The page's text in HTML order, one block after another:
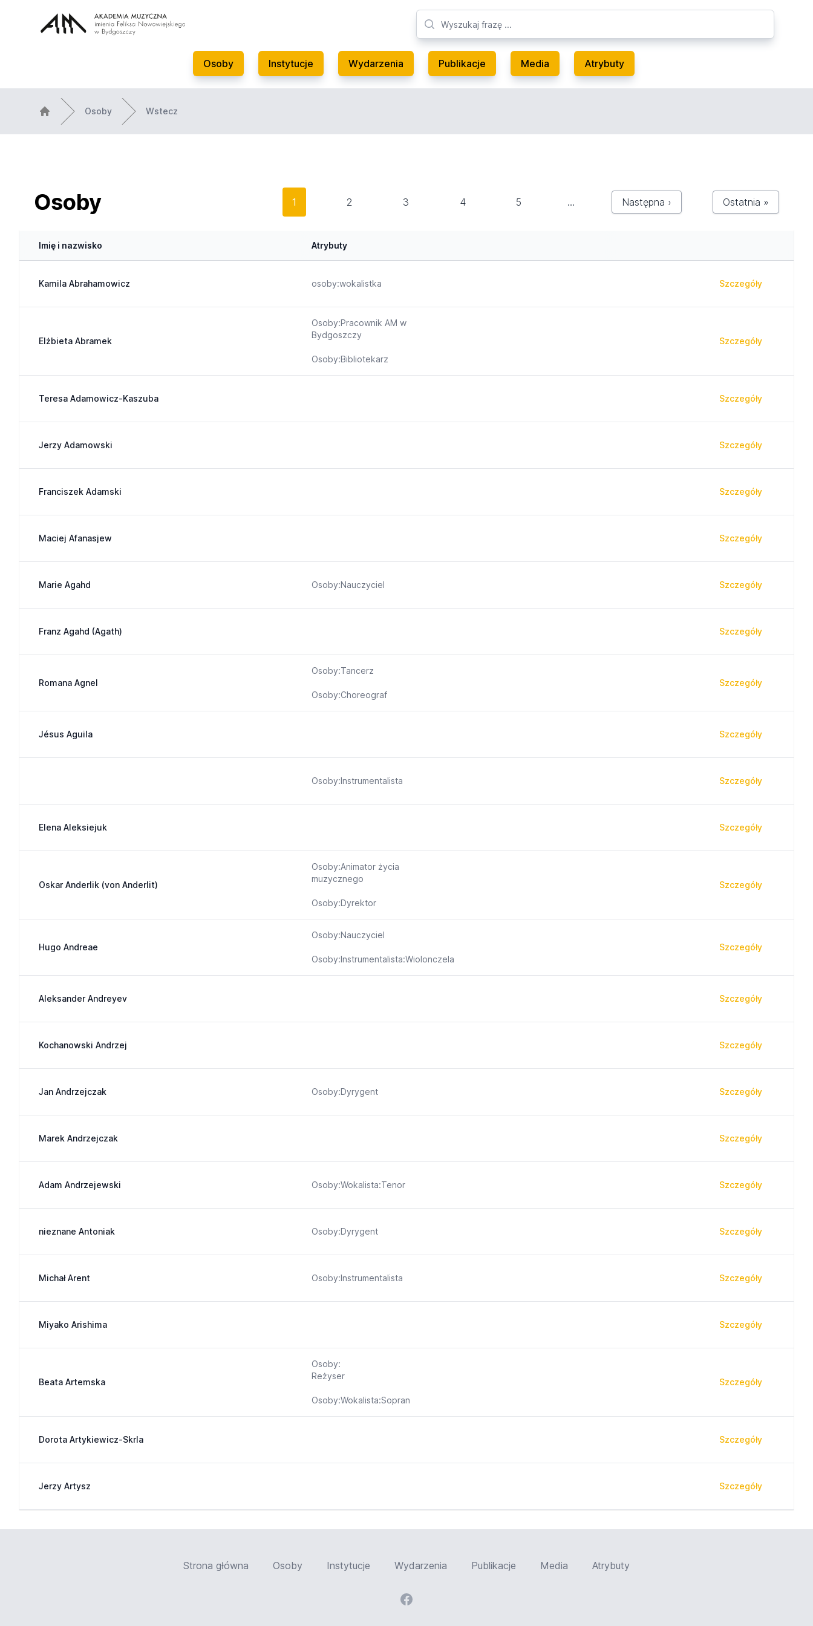
Osoby Instytucje Wydarzenia Publikacje Media Atrybuty
Osoby Wstecz
Osoby 1 2 3 4 5 … Następna › Ostatnia »
Imię i nazwisko Atrybuty
Kamila Abrahamowicz osoby:wokalistka Szczegóły
Elżbieta Abramek
Osoby:Pracownik AM w
Bydgoszczy
Osoby:Bibliotekarz
Szczegóły
Teresa Adamowicz-Kaszuba Szczegóły
Jerzy Adamowski Szczegóły
Franciszek Adamski Szczegóły
Maciej Afanasjew Szczegóły
Marie Agahd Osoby:Nauczyciel Szczegóły
Franz Agahd (Agath) Szczegóły
Romana Agnel
Osoby:Tancerz
Osoby:Choreograf
Szczegóły
Jésus Aguila Szczegóły
Osoby:Instrumentalista Szczegóły
Elena Aleksiejuk Szczegóły
Oskar Anderlik (von Anderlit)
Osoby:Animator życia
muzycznego
Osoby:Dyrektor
Szczegóły
Hugo Andreae
Osoby:Nauczyciel
Osoby:Instrumentalista:Wiolonczela
Szczegóły
Aleksander Andreyev Szczegóły
Kochanowski Andrzej Szczegóły
Jan Andrzejczak Osoby:Dyrygent Szczegóły
Marek Andrzejczak Szczegóły
Adam Andrzejewski Osoby:Wokalista:Tenor Szczegóły
nieznane Antoniak Osoby:Dyrygent Szczegóły
Michał Arent Osoby:Instrumentalista Szczegóły
Miyako Arishima Szczegóły
Beata Artemska
Osoby:
Reżyser
Osoby:Wokalista:Sopran
Szczegóły
Dorota Artykiewicz-Skrla Szczegóły
Jerzy Artysz Szczegóły
Strona główna Osoby Instytucje Wydarzenia Publikacje Media Atrybuty